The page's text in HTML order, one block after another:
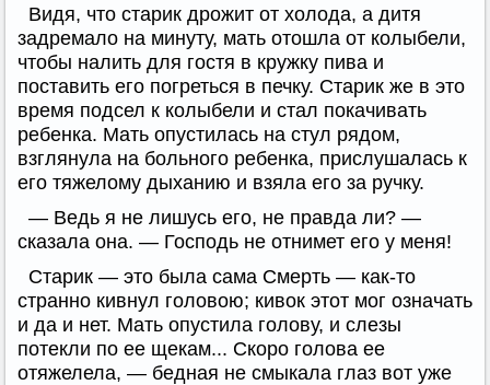
Видя, что старик дрожит от холода, а дитя
задремало на минуту, мать отошла от колыбели,
чтобы налить для гостя в кружку пива и
поставить его погреться в печку. Старик же в это
время подсел к колыбели и стал покачивать
ребенка. Мать опустилась на стул рядом,
взглянула на больного ребенка, прислушалась к
его тяжелому дыханию и взяла его за ручку.
— Ведь я не лишусь его, не правда ли? —
сказала она. — Господь не отнимет его у меня!
Старик — это была сама Смерть — как-то
странно кивнул головою; кивок этот мог означать
и да и нет. Мать опустила голову, и слезы
потекли по ее щекам... Скоро голова ее
отяжелела, — бедная не смыкала глаз вот уже